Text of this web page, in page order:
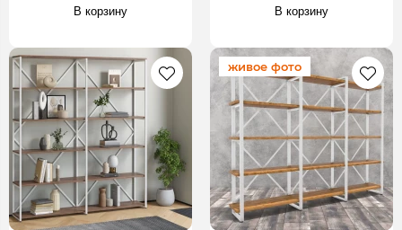
В корзину В корзину
живое фото